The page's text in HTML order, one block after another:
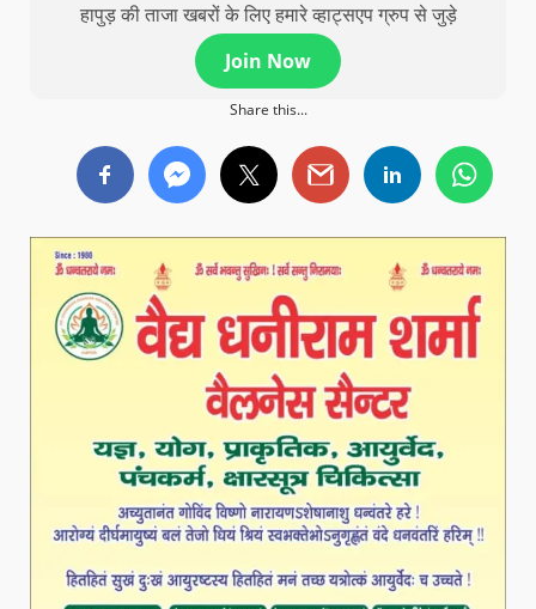
हापुड़ की ताजा खबरों के लिए हमारे व्हाट्सएप ग्रुप से जुड़े
Join Now
Share this...